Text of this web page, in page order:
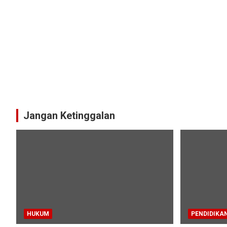
Jangan Ketinggalan
HUKUM